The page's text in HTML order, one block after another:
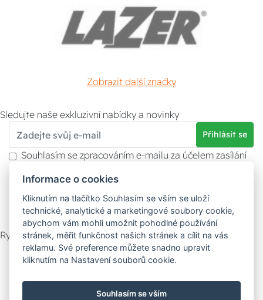
Zobrazit další značky
Sledujte naše exkluzivní nabídky a novinky
Přihlásit se
Souhlasím se zpracováním e-mailu za účelem zasílání
Více informací naleznete v
údajů . Souhlas můžete kdykoliv odvolat.
Rychlý kontakt
Zákaznický servis Vyzvednutí zboží
Informace o cookies
Kliknutím na tlačítko Souhlasím se vším se uloží
technické, analytické a marketingové soubory cookie,
abychom vám mohli umožnit pohodlné používání
stránek, měřit funkčnost našich stránek a cílit na vás
reklamu. Své preference můžete snadno upravit
kliknutím na Nastavení souborů cookie.
Souhlasím se vším